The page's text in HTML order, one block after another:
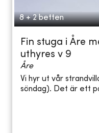
8 + 2 betten
Fin stuga i Åre
uthyres v 9
Åre
Vi hyr ut vår
söndag). Det är ett